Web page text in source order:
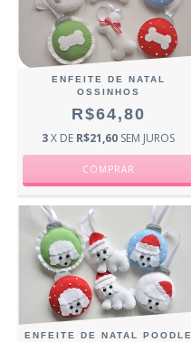
ENFEITE DE NATAL
OSSINHOS
R$64,80
3X DE R$21,60 SEM JUROS
ENFEITE DE NATAL POODLE